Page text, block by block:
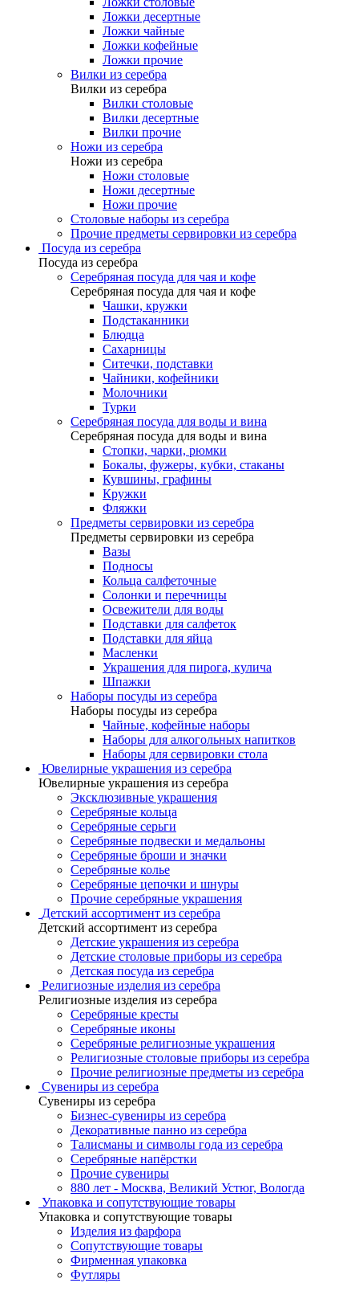
Ложки десертные
Ложки чайные
Ложки кофейные
Ложки прочие
Вилки из серебра
Вилки из серебра
Вилки столовые
Вилки десертные
Вилки прочие
Ножи из серебра
Ножи из серебра
Ножи столовые
Ножи десертные
Ножи прочие
Столовые наборы из серебра
Прочие предметы сервировки из серебра
Посуда из серебра
Посуда из серебра
Серебряная посуда для чая и кофе
Серебряная посуда для чая и кофе
Чашки, кружки
Подстаканники
Блюдца
Сахарницы
Ситечки, подставки
Чайники, кофейники
Молочники
Турки
Серебряная посуда для воды и вина
Серебряная посуда для воды и вина
Стопки, чарки, рюмки
Бокалы, фужеры, кубки, стаканы
Кувшины, графины
Кружки
Фляжки
Предметы сервировки из серебра
Предметы сервировки из серебра
Вазы
Подносы
Кольца салфеточные
Солонки и перечницы
Освежители для воды
Подставки для салфеток
Подставки для яйца
Масленки
Украшения для пирога, кулича
Шпажки
Наборы посуды из серебра
Наборы посуды из серебра
Чайные, кофейные наборы
Наборы для алкогольных напитков
Наборы для сервировки стола
Ювелирные украшения из серебра
Ювелирные украшения из серебра
Эксклюзивные украшения
Серебряные кольца
Серебряные серьги
Серебряные подвески и медальоны
Серебряные броши и значки
Серебряные колье
Серебряные цепочки и шнуры
Прочие серебряные украшения
Детский ассортимент из серебра
Детский ассортимент из серебра
Детские украшения из серебра
Детские столовые приборы из серебра
Детская посуда из серебра
Религиозные изделия из серебра
Религиозные изделия из серебра
Серебряные кресты
Серебряные иконы
Серебряные религиозные украшения
Религиозные столовые приборы из серебра
Прочие религиозные предметы из серебра
Сувениры из серебра
Сувениры из серебра
Бизнес-сувениры из серебра
Декоративные панно из серебра
Талисманы и символы года из серебра
Серебряные напёрстки
Прочие сувениры
880 лет - Москва, Великий Устюг, Вологда
Упаковка и сопутствующие товары
Упаковка и сопутствующие товары
Изделия из фарфора
Сопутствующие товары
Фирменная упаковка
Футляры